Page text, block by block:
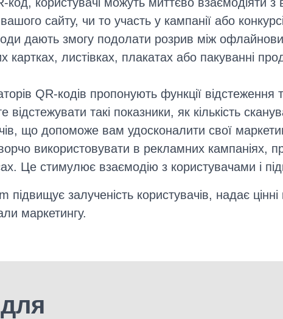
сайту, чи то участь у кампанії або
дають змогу подолати розрив між
картках, листівках, плакатах або пакуванні
QR-кодів пропонують функції
такі показники, як кількість
що допоможе вам удосконалити свої
використовувати в рекламних кампаніях,
Це стимулює взаємодію з користувачами і
залученість користувачів, надає
маркетингу.